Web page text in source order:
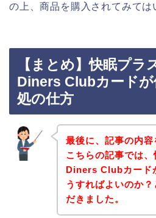
の上、商品を購入されてみては
【まとめ】快眠プラ
Diners Clubカード
処の仕方
最後に、記事の内容
こちらの記事では
Diners Clubカード
うすればよいのか
だきました。